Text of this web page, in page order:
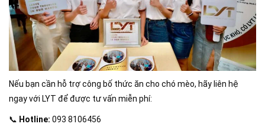
Nếu bạn cần hỗ trợ công bố thức ăn cho chó mèo, hãy liên hệ
ngay với LYT để được tư vấn miễn phí:
📞 Hotline: 093 8106456